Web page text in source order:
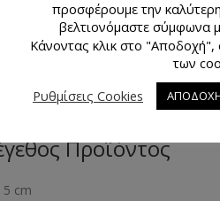
Προϊόντος
Προϊόντος
5 cm
προσφέρουμε την
βελτιονόμαστε σύμφωνα
Κάνοντας κλικ στο
των
Ρυθμίσεις Cookies